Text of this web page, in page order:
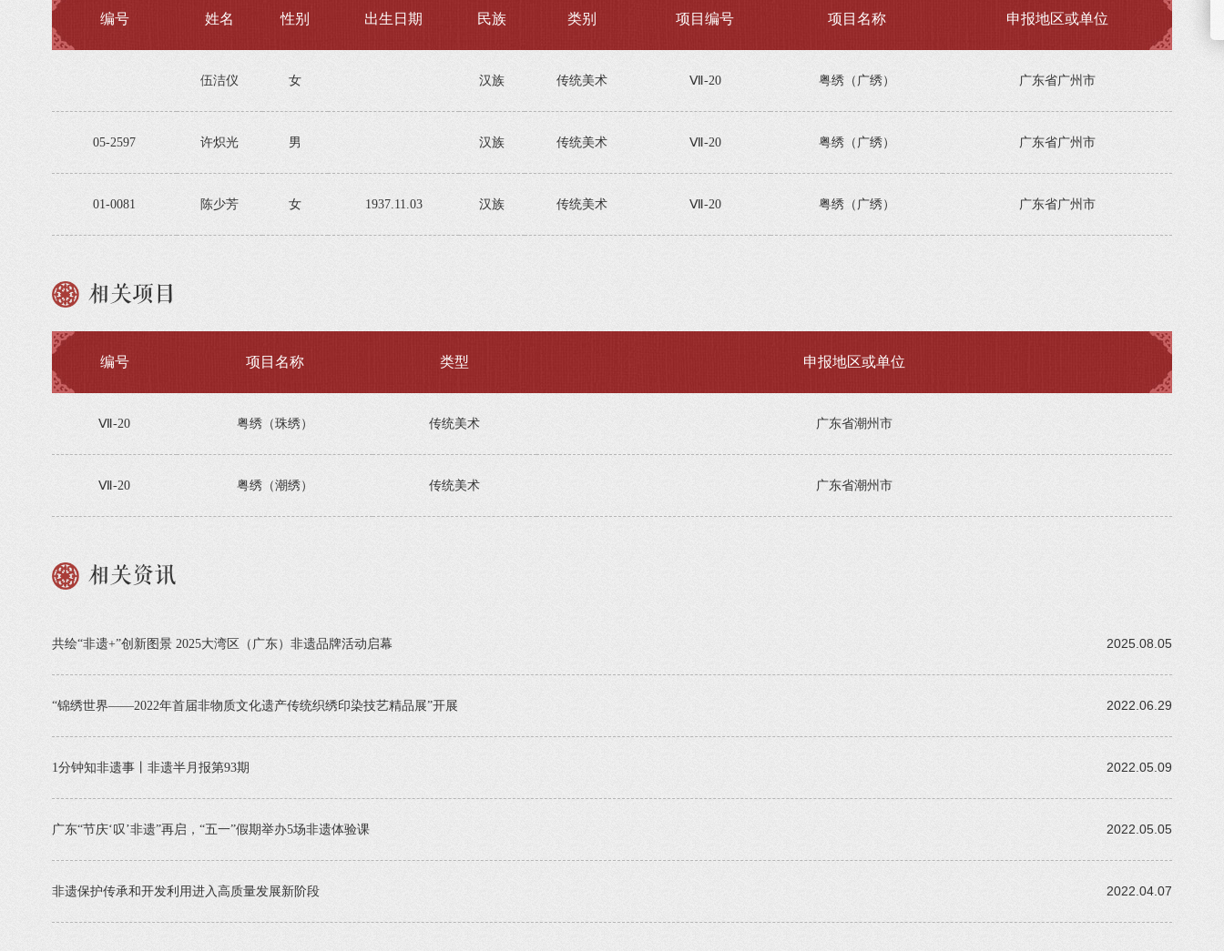
编号 姓名 性别 出生日期 民族 类别 项目编号 项目名称 申报地区或单位
伍洁仪 女 汉族 传统美术 Ⅶ-20 粤绣（广绣） 广东省广州市
05-2597 许炽光 男 汉族 传统美术 Ⅶ-20 粤绣（广绣） 广东省广州市
01-0081 陈少芳 女 1937.11.03 汉族 传统美术 Ⅶ-20 粤绣（广绣） 广东省广州市
相关项目
编号 项目名称 类型 申报地区或单位
Ⅶ-20 粤绣（珠绣） 传统美术 广东省潮州市
Ⅶ-20 粤绣（潮绣） 传统美术 广东省潮州市
相关资讯
2025.08.05
共绘“非遗+”创新图景 2025大湾区（广东）非遗品牌活动启幕
2022.06.29
“锦绣世界——2022年首届非物质文化遗产传统织绣印染技艺精品展”开展
2022.05.09
1分钟知非遗事丨非遗半月报第93期
2022.05.05
广东“节庆‘叹’非遗”再启，“五一”假期举办5场非遗体验课
2022.04.07
非遗保护传承和开发利用进入高质量发展新阶段